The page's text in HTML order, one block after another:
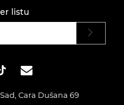
listu
Cara Dušana 69